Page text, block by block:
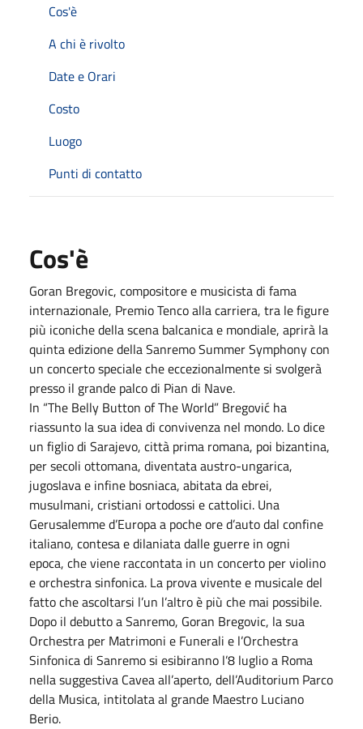
Cos'è
A chi è rivolto
Date e Orari
Costo
Luogo
Punti di contatto
Cos'è
Goran Bregovic, compositore e musicista di fama
internazionale, Premio Tenco alla carriera, tra le figure
più iconiche della scena balcanica e mondiale, aprirà la
quinta edizione della Sanremo Summer Symphony con
un concerto speciale che eccezionalmente si svolgerà
presso il grande palco di Pian di Nave.
In “The Belly Button of The World” Bregović ha
riassunto la sua idea di convivenza nel mondo. Lo dice
un figlio di Sarajevo, città prima romana, poi bizantina,
per secoli ottomana, diventata austro-ungarica,
jugoslava e infine bosniaca, abitata da ebrei,
musulmani, cristiani ortodossi e cattolici. Una
Gerusalemme d’Europa a poche ore d’auto dal confine
italiano, contesa e dilaniata dalle guerre in ogni
epoca, che viene raccontata in un concerto per violino
e orchestra sinfonica. La prova vivente e musicale del
fatto che ascoltarsi l’un l’altro è più che mai possibile.
Dopo il debutto a Sanremo, Goran Bregovic, la sua
Orchestra per Matrimoni e Funerali e l’Orchestra
Sinfonica di Sanremo si esibiranno l’8 luglio a Roma
nella suggestiva Cavea all’aperto, dell’Auditorium Parco
della Musica, intitolata al grande Maestro Luciano
Berio.